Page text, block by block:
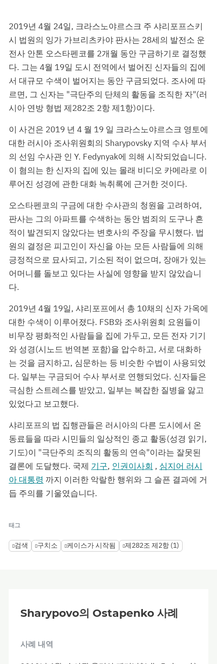
2019년 4월 24일, 크라스노야르스크 주 샤리포프스키
시 법원의 잉가 가브리츠카야 판사는 28세의 발전소 운
전사 안톤 오스타펜코를 2개월 동안 구금하기로 결정했
다. 그는 4월 19일 도시 전역에서 벌어진 신자들의 집에
서 대규모 수색이 벌어지는 동안 구금되었다. 조사에 따
르면, 그 신자는 "극단주의 단체의 활동을 조직한 자"(러
시아 연방 형법 제282조 2항 제1항)이다.
이 사건은 2019 년 4 월 19 일 크라스노야르스크 영토에
대한 러시아 조사위원회의 Sharypovsky 지역 수사 부서
의 선임 수사관 인 Y. Fedynyak에 의해 시작되었습니다.
이 혐의는 한 신자의 집에 있는 몰래 비디오 카메라로 이
루어진 성경에 관한 대화 녹취록에 근거한 것이다.
오스타펜코의 구금에 대한 수사관의 청원을 고려하여,
판사는 그의 아파트를 수색하는 동안 범죄의 도구나 흔
적이 발견되지 않았다는 변호사의 주장을 무시했다. 법
원의 결정은 피고인이 자신을 아는 모든 사람들에 의해
긍정적으로 묘사되고, 기소된 적이 없으며, 장애가 있는
어머니를 돌보고 있다는 사실에 영향을 받지 않았습니
다.
2019년 4월 19일, 샤리포프에서 총 10채의 신자 가옥에
대한 수색이 이루어졌다. FSB와 조사위원회 요원들이
비무장 평화적인 사람들을 집에 가두고, 모든 전자 기기
와 성경(시노드 번역본 포함)을 압수하고, 서로 대화하
는 것을 금지하고, 심문하는 등 비슷한 수법이 사용되었
다. 일부는 구금되어 수사 부서로 연행되었다. 신자들은
극심한 스트레스를 받았고, 일부는 복잡한 질병을 앓고
있었다고 보고했다.
샤리포프의 법 집행관들은 러시아의 다른 도시에서 온
동료들을 따라 시민들의 일상적인 종교 활동(성경 읽기,
기도)이 "극단주의 조직의 활동의 연속"이라는 잘못된
결론에 도달했다. 국제 기구, 인권이사회 , 심지어 러시
아 대통령 까지 이러한 악랄한 행위와 그 슬픈 결과에 거
듭 주의를 기울였습니다.
태그
검색 구치소 케이스가 시작됨 제282조 제2항 (1)
Sharypovo의 Ostapenko 사례
사례 내역